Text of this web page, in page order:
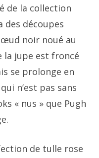
de la collection
des découpes
noir noué au
la jupe est froncé
se prolonge en
n’est pas sans
« nus » que Pugh
de tulle rose